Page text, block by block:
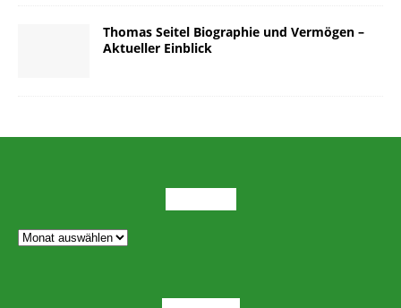
Thomas Seitel Biographie und Vermögen –
Aktueller Einblick